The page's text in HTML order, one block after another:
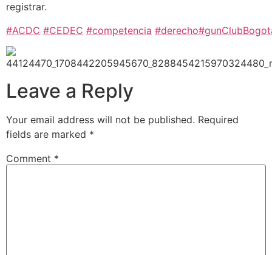
registrar.
#ACDC #CEDEC #competencia #derecho
Leave a Reply
Your email address will not be published. Required
fields are marked *
Comment *